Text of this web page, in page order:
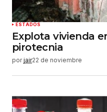
Enviar comentario
ESTADOS
Explota vivienda
pirotecnia
por jair22 de noviembre